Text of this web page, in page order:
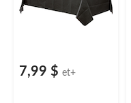
7,99 $ et+